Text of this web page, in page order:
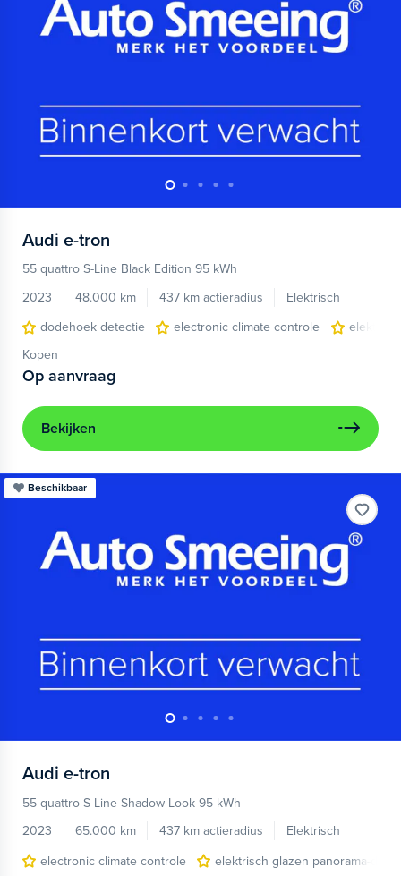
Audi e-tron
55 quattro S-Line Black Edition 95 kWh
2023
48.000 km 437 km actieradius
Elektrisch
dodehoek detectie
electronic climate controle
Kopen
Op aanvraag
Bekijken
Beschikbaar
Audi e-tron
55 quattro S-Line Shadow Look 95 kWh
2023
65.000 km 437 km actieradius
Elektrisch
electronic climate controle
elektrisch glazen panorama-dak